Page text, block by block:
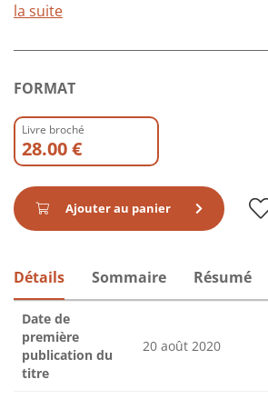
la suite
FORMAT
Livre broché
28.00 €
Ajouter au panier
Détails Sommaire Résumé
Date de
première
publication du
titre
20 août 2020